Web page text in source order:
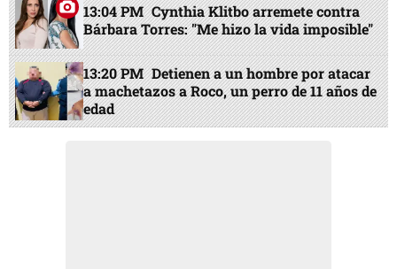
13:04 PM Cynthia Klitbo arremete contra
Bárbara Torres: "Me hizo la vida imposible"
13:20 PM Detienen a un hombre por atacar
a machetazos a Roco, un perro de 11 años de
edad